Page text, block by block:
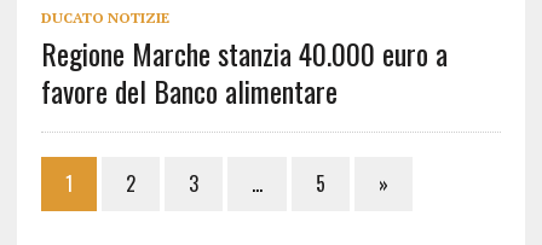
DUCATO NOTIZIE
Regione Marche stanzia 40.000 euro a
favore del Banco alimentare
1 2 3 … 5 »